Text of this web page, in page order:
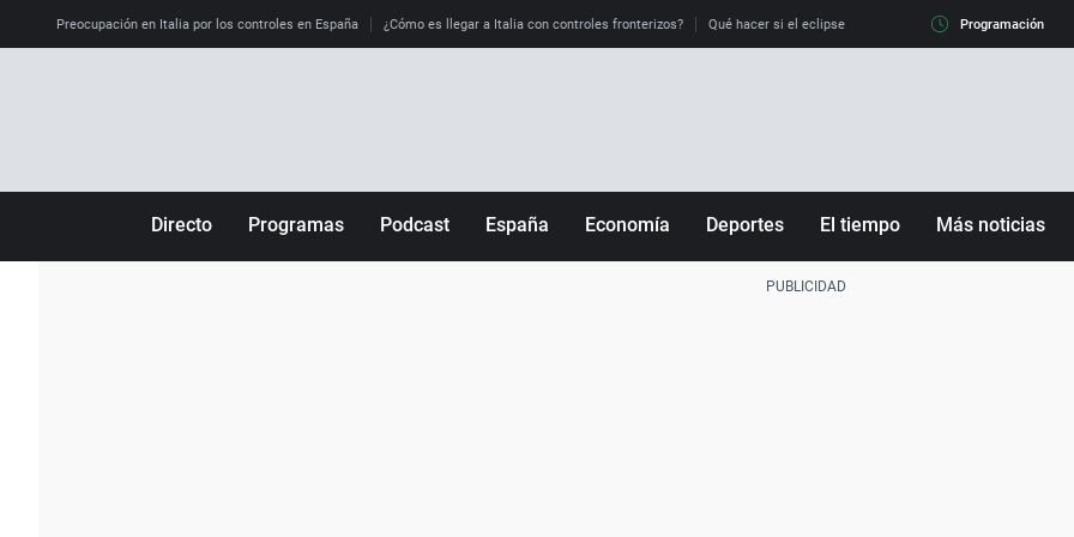
Preocupación en Italia por los controles en España ¿Cómo es llegar a Italia con controles fronterizos? Qué hacer si el eclipse me pilla conduciendo Qué tiempo
Programación
Directo Programas Podcast España Economía Deportes El tiempo Más noticias